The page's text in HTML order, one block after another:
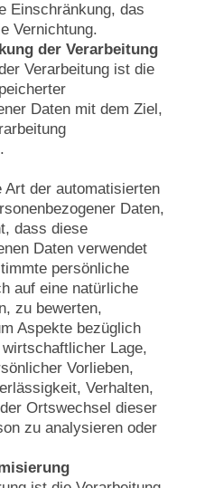
Einschränkung, das
Vernichtung.
der Verarbeitung
Verarbeitung ist die
Daten mit dem Ziel,
Art der automatisierten
Daten,
dass diese
Daten verwendet
persönliche
auf eine natürliche
zu bewerten,
Aspekte bezüglich
Lage,
Vorlieben,
Verhalten,
Ortswechsel dieser
zu analysieren oder